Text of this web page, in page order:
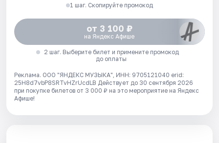
1 шаг. Скопируйте промокод
от 3 100 ₽
на Яндекс Афише
2 шаг. Выберите билет и примените промокод
до оплаты
Реклама. ООО "ЯНДЕКС МУЗЫКА", ИНН: 9705121040 erid:
25H8d7vbP8SRTvHZrUcdLB Действует до 30 сентября 2026
при покупке билетов от 3 000 ₽ на это мероприятие на Яндекс
Афише!